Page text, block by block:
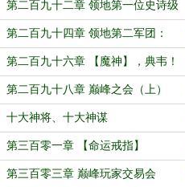
第二百九十二章 领地第一位史诗级
历史武将
第二百九十四章 领地第二军团：
【青虎军团】
第二百九十六章 【魔神】，典韦！
第二百九十八章 巅峰之会（上）
十大神将、十大神谋
第三百零一章 【命运戒指】
第三百零三章 巅峰玩家交易会